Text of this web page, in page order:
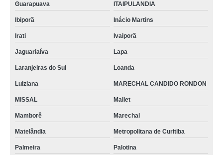
Guarapuava ITAIPULANDIA
Ibiporã Inácio Martins
Irati Ivaiporã
Jaguariaíva Lapa
Laranjeiras do Sul Loanda
Luiziana MARECHAL CANDIDO RONDON
MISSAL Mallet
Mamborê Marechal
Matelândia Metropolitana de Curitiba
Palmeira Palotina